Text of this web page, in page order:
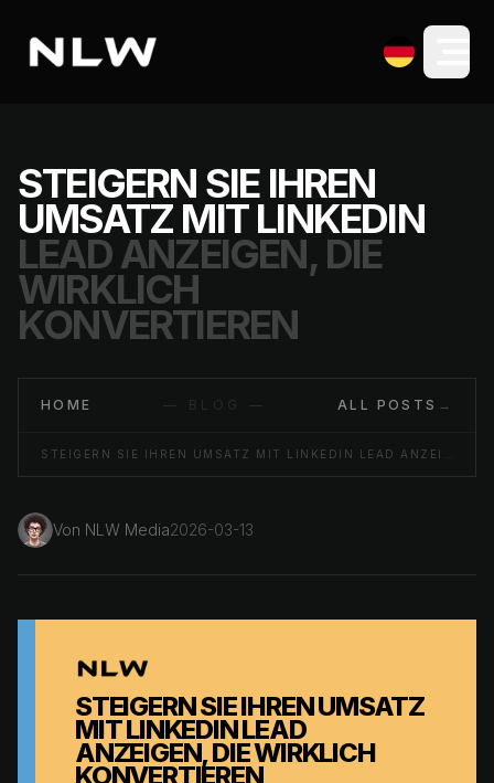
STEIGERN SIE IHREN
UMSATZ MIT LINKEDIN
LEAD ANZEIGEN, DIE
WIRKLICH
KONVERTIEREN
HOME — BLOG — ALL POSTS →
Von NLW Media2026-03-13
STEIGERN SIE IHREN UMSATZ
MIT LINKEDIN LEAD
ANZEIGEN, DIE WIRKLICH
KONVERTIEREN